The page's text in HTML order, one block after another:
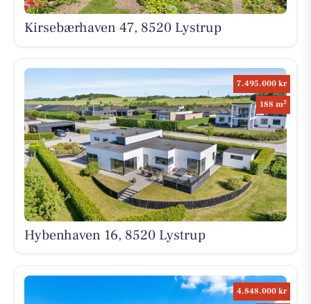
Kirsebærhaven 47, 8520 Lystrup
7.495.000 kr
188 m2
Hybenhaven 16, 8520 Lystrup
4.848.000 kr